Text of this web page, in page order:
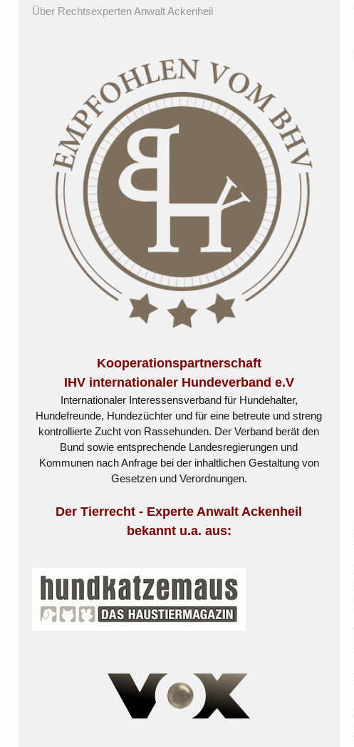
Über Rechtsexperten Anwalt Ackenheil
Kooperationspartnerschaft
IHV internationaler Hundeverband e.V
Internationaler Interessensverband für Hundehalter,
Hundefreunde, Hundezüchter und für eine betreute und streng
kontrollierte Zucht von Rassehunden. Der Verband berät den
Bund sowie entsprechende Landesregierungen und
Kommunen nach Anfrage bei der inhaltlichen Gestaltung von
Gesetzen und Verordnungen.
Der Tierrecht - Experte Anwalt Ackenheil
bekannt u.a. aus: